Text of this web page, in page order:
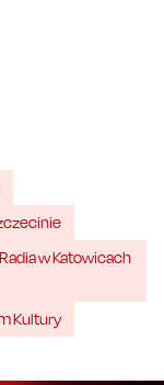
w Katowicach
Kultury